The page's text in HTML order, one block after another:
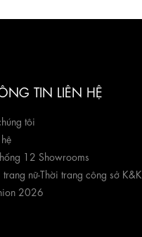
TIN LIÊN HỆ
tôi
12 Showrooms
trang nữ-Thời trang công sở K&K
2026